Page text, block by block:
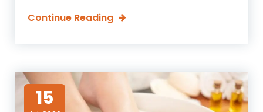
j
a
Continue ReadingB
t
15